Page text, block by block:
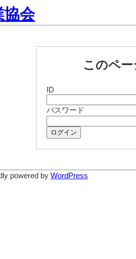
協会
このペ
ID
パスワード
ログイン
powered by WordPress